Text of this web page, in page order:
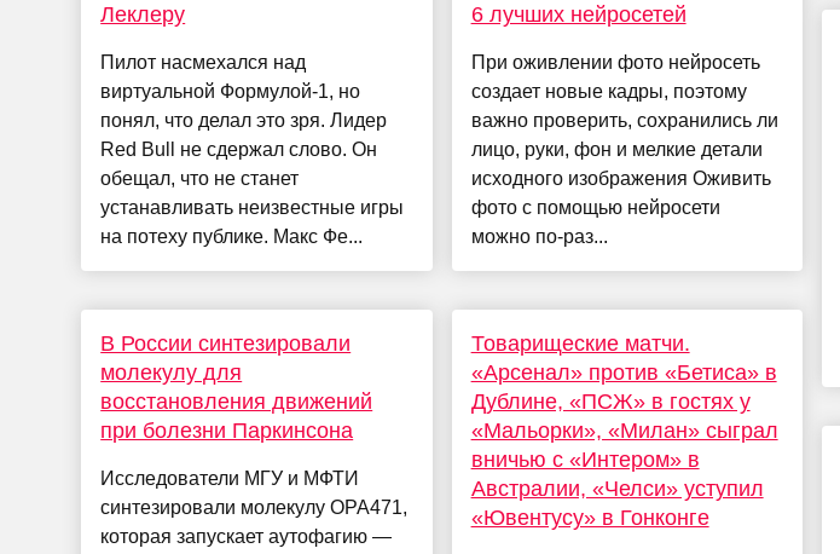
Леклеру
Пилот насмехался над
виртуальной Формулой-1, но
понял, что делал это зря. Лидер
Red Bull не сдержал слово. Он
обещал, что не станет
устанавливать неизвестные игры
на потеху публике. Макс Фе...
В России синтезировали
молекулу для
восстановления движений
при болезни Паркинсона
Исследователи МГУ и МФТИ
синтезировали молекулу ОРА471,
которая запускает аутофагию —
6 лучших нейросетей
При оживлении фото нейросеть
создает новые кадры, поэтому
важно проверить, сохранились ли
лицо, руки, фон и мелкие детали
исходного изображения Оживить
фото с помощью нейросети
можно по-раз...
Товарищеские матчи.
«Арсенал» против «Бетиса» в
Дублине, «ПСЖ» в гостях у
«Мальорки», «Милан» сыграл
вничью с «Интером» в
Австралии, «Челси» уступил
«Ювентусу» в Гонконге